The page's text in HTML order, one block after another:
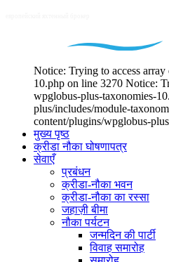
Notice: Trying to access
10.php on line 3270 Notice:
wpglobus-plus-taxonomies-
plus/includes/module-
content/plugins/wpglobus-
मुख्य पृष्ठ
क्रीडा नौका घोषणापत्र
सेवाएँ
प्रबंधन
क्रीडा-नौका भवन
क्रीडा-नौका का रस्सा
जहाज़ी बीमा
नौका पर्यटन
जन्मदिन की पार्टी
विवाह समारोह